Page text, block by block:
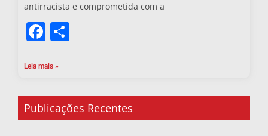
antirracista e comprometida com a
Facebook
Leia mais »
Publicações Recentes